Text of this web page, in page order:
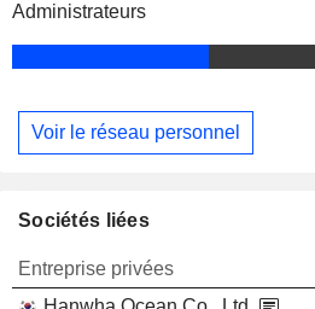
Administrateurs
Voir le réseau personnel
Sociétés liées
Entreprise privées